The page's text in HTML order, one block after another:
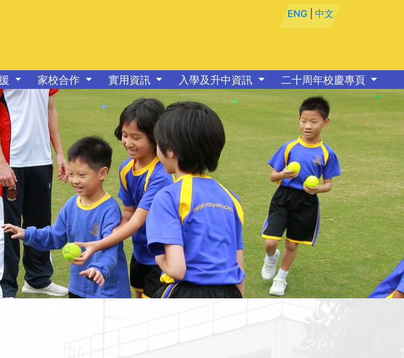
ENG |中文
家校合作 實用資訊 入學及升中資訊 二十周年校慶專頁